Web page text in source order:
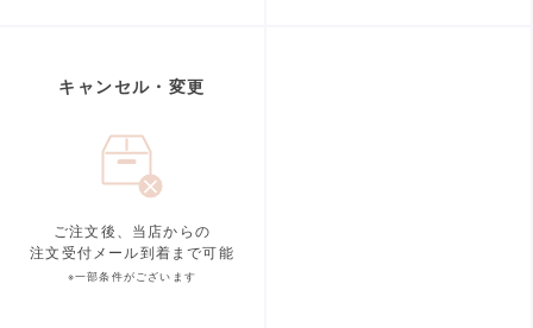
キャンセル・変更
ご注文後、当店からの
注文受付メール到着まで可能
※一部条件がございます